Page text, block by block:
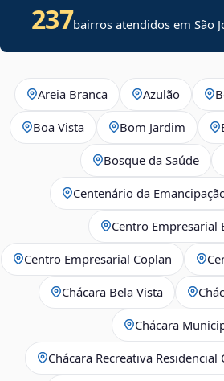
237bairros atendidos emSão
Areia Branca Azulão
Boa Vista Bom Jardim
Bosque da Saúde
Centenário da
Centro Empresarial
Centro Empresarial Coplan
Chácara Bela Vista
Chácara
Chácara Recreativa Residencial